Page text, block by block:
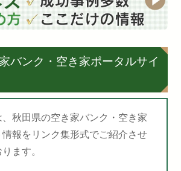
バンク・空き家ポータルサイ
秋田県の空き家バンク・空き家
報をリンク集形式でご紹介させ
ます。